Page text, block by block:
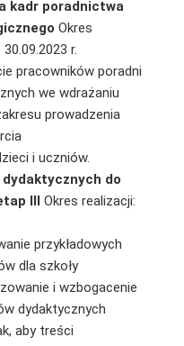
kadr poradnictwa
Okres
r.
pracowników poradni
we wdrażaniu
prowadzenia
i uczniów.
do
III Okres realizacji:
przykładowych
dla szkoły
i wzbogacenie
dydaktycznych
aby treści